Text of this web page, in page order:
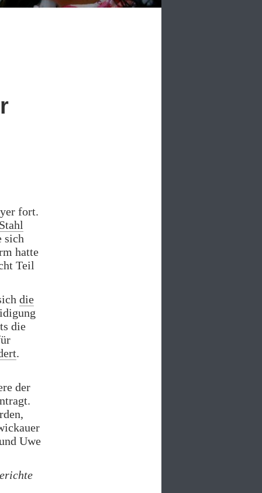
fort.
sich
hatte
Teil
die
die
.
der
Uwe